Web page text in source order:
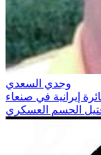
وجدي السعدي
إيرانية في صنعاء
الحسم العسكري